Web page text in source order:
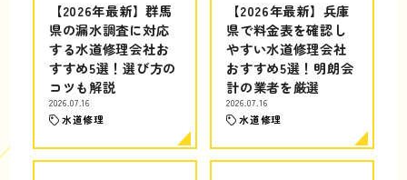
【2026年最新】群馬
県の漏水調査に対応
する水道修理会社お
すすめ5選！選び方の
コツも解説
2026.07.16
水道修理
【2026年最新】兵庫
県で料金表を確認し
やすい水道修理会社
おすすめ5選！明朗会
計の業者を厳選
2026.07.16
水道修理